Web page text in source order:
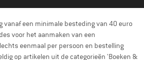
vanaf een minimale besteding van 40 euro
voor het aanmaken van een
eenmaal per persoon en bestelling
op artikelen uit de categorieën 'Boeken &